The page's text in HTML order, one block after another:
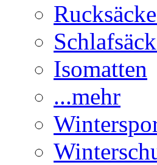
Isomatten
...mehr